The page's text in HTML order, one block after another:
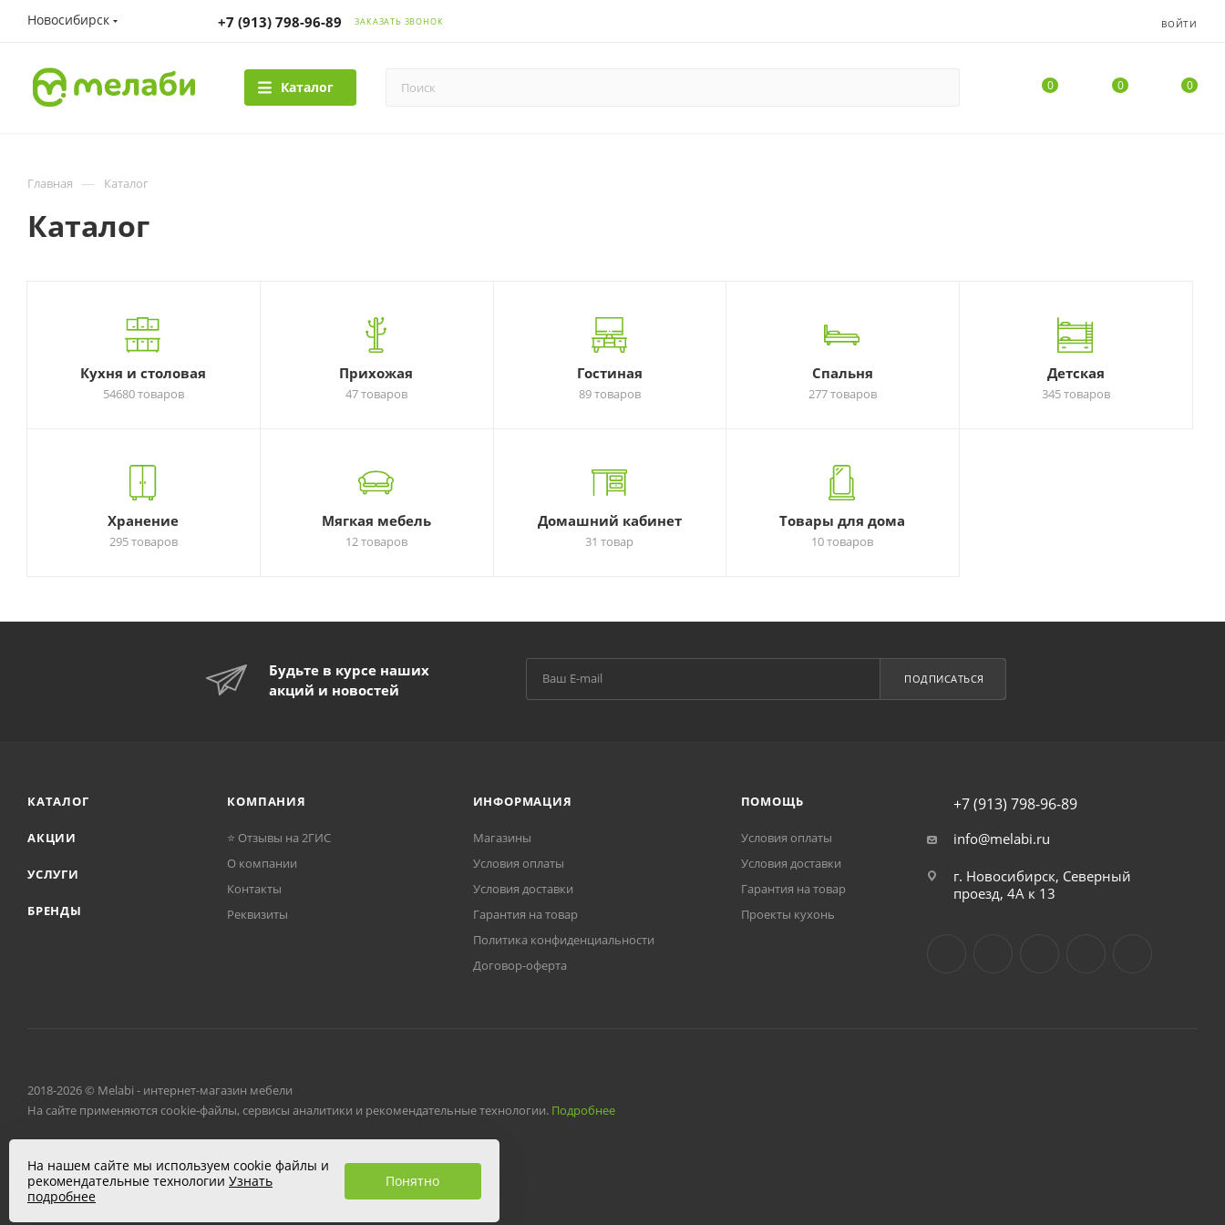
Новосибирск +7 (913) 798-96-89 ЗАКАЗАТЬ ЗВОНОК ВОЙТИ
Каталог 0 0 0
Главная — Каталог
Каталог
Кухня и столовая
54680 товаров
Прихожая
47 товаров
Гостиная
89 товаров
Спальня
277 товаров
Детская
345 товаров
Хранение
295 товаров
Мягкая мебель
12 товаров
Домашний кабинет
31 товар
Товары для дома
10 товаров
Будьте в курсе наших
акций и новостей
ПОДПИСАТЬСЯ
КАТАЛОГ
АКЦИИ
УСЛУГИ
БРЕНДЫ
КОМПАНИЯ
⭐ Отзывы на 2ГИС
О компании
Контакты
Реквизиты
ИНФОРМАЦИЯ
Магазины
Условия оплаты
Условия доставки
Гарантия на товар
Политика конфиденциальности
Договор-оферта
ПОМОЩЬ
Условия оплаты
Условия доставки
Гарантия на товар
Проекты кухонь
+7 (913) 798-96-89
info@melabi.ru
г. Новосибирск, Северный
проезд, 4А к 13
2018-2026 © Melabi - интернет-магазин мебели
На сайте применяются cookie-файлы, сервисы аналитики и рекомендательные технологии. Подробнее
На нашем сайте мы используем cookie файлы и
рекомендательные технологии Узнать
подробнее
Понятно